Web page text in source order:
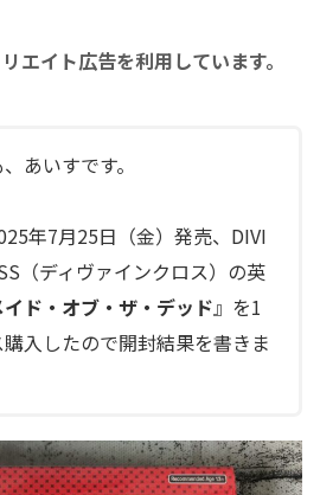
エイト広告を利用しています。
あいすです。
年7月25日（金）発売、DIVI
（ディヴァインクロス）の英
イド・オブ・ザ・デッド』を1
入したので開封結果を書きま